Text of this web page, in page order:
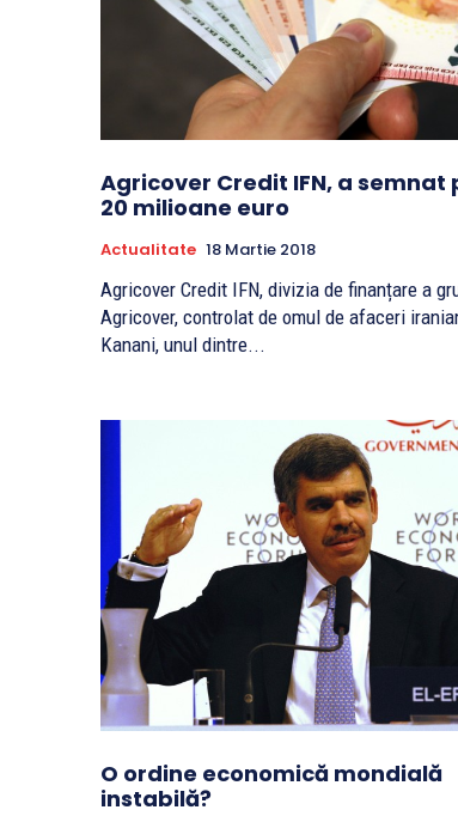
Agricover Credit IFN, a semnat
20 milioane euro
Actualitate 18 Martie 2018
Agricover Credit IFN, divizia de finanțare a
Agricover, controlat de omul de afaceri
Kanani, unul dintre...
O ordine economică mondială
instabilă?